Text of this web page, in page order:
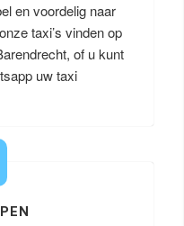
en voordelig naar
taxi’s vinden op
of u kunt
uw taxi